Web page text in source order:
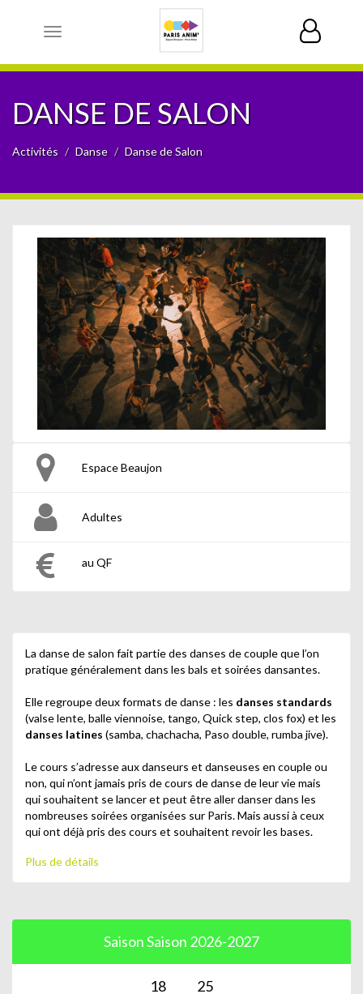
Toggle
DANSE DE SALON
Activités Danse Danse de Salon
Espace Beaujon
Adultes
au QF
La danse de salon fait partie des danses de couple que l’on
pratique généralement dans les bals et soirées dansantes.
Elle regroupe deux formats de danse : les danses standards
(valse lente, balle viennoise, tango, Quick step, clos fox) et les
danses latines (samba, chachacha, Paso double, rumba jive).
Le cours s’adresse aux danseurs et danseuses en couple ou
non, qui n’ont jamais pris de cours de danse de leur vie mais
qui souhaitent se lancer et peut être aller danser dans les
nombreuses soirées organisées sur Paris. Mais aussi à ceux
qui ont déjà pris des cours et souhaitent revoir les bases.
Si vous souhaitez commencer de la danse de salon ou
arrondissement est destiné aux adultes de tout niveaux.
Plus de détails
Saison Saison 2026-2027
18
25